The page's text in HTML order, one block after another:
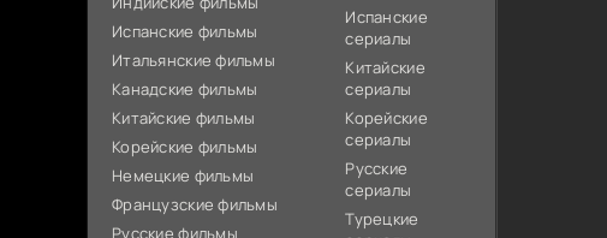
Испанские фильмы
Итальянские фильмы
Канадские фильмы
Китайские фильмы
Корейские фильмы
Немецкие фильмы
Французские фильмы
Русские фильмы
Испанские
сериалы
Китайские
сериалы
Корейские
сериалы
Русские
сериалы
Турецкие